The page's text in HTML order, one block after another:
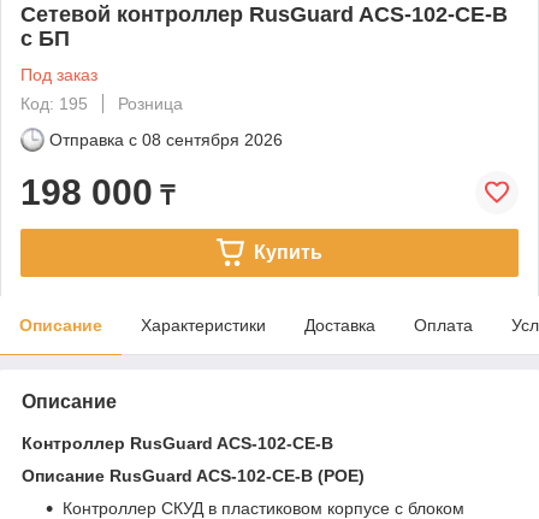
Сетевой контроллер RusGuard ACS-102-CE-B
с БП
Под заказ
Код: 195
Розница
Отправка с 08 сентября 2026
198 000 ₸
Купить
Описание Характеристики Доставка Оплата
Описание
Контроллер RusGuard ACS-102-CE-B
Описание RusGuard ACS-102-CE-B (POE)
Контроллер СКУД в пластиковом корпусе с блоком